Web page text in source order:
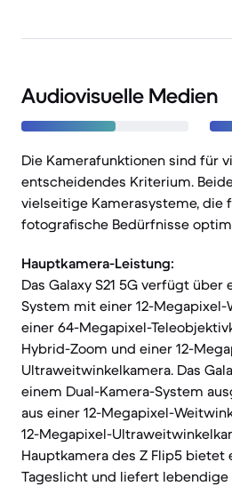
Audiovisuelle Medien
Die Kamerafunktionen sind für
entscheidendes Kriterium.
vielseitige Kamerasysteme, die
fotografische Bedürfnisse
Hauptkamera-Leistung:
Das Galaxy S21 5G verfügt über
System mit einer 12-Megapixel-
einer 64-Megapixel-
Hybrid-Zoom und einer 12-
Ultraweitwinkelkamera. Das
einem Dual-Kamera-System
aus einer 12-Megapixel-
12-Megapixel-
Hauptkamera des Z Flip5
Tageslicht und liefert